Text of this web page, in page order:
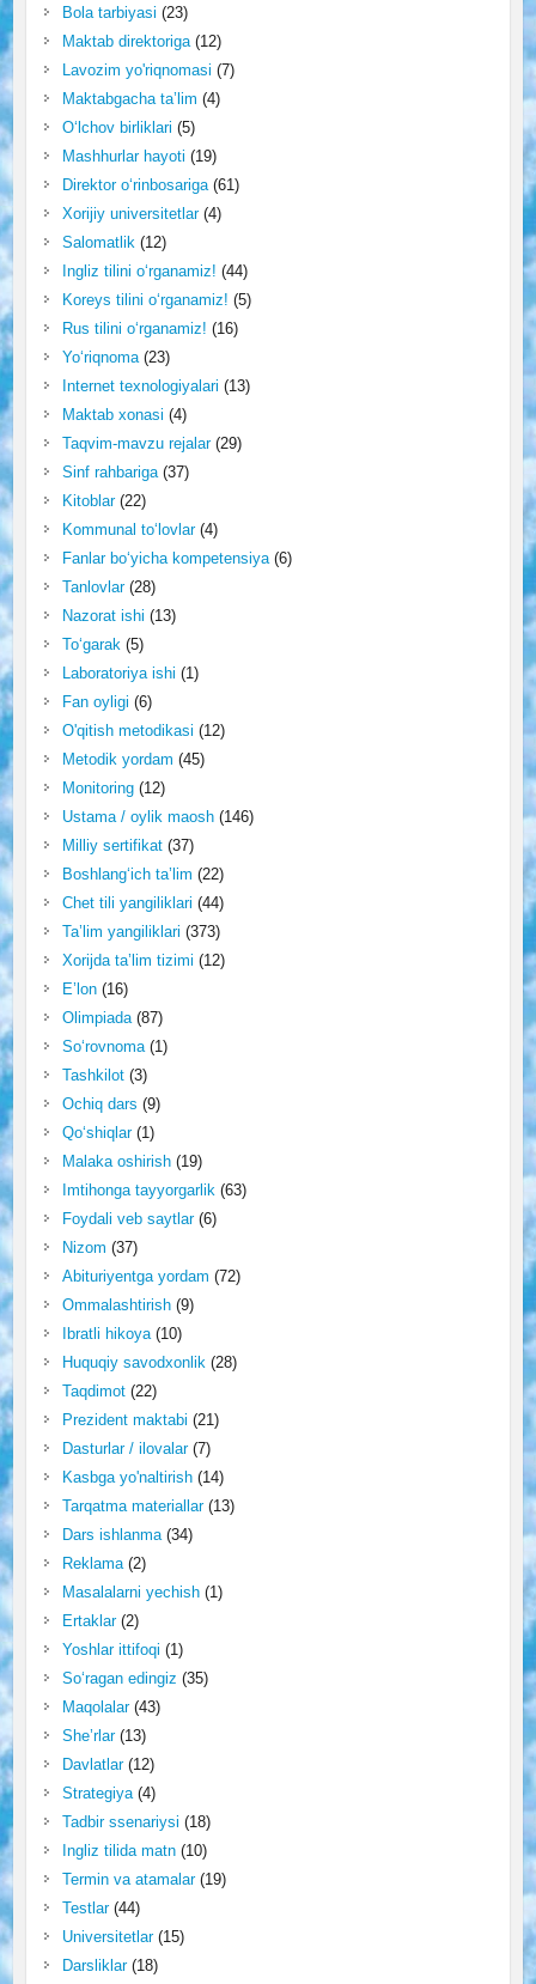
Bola tarbiyasi (23)
Maktab direktoriga(12)
Lavozim yo'riqnomasi (7)
Maktabgacha ta’lim (4)
O‘lchov birliklari (5)
Mashhurlar hayoti (19)
Direktor o‘rinbosariga(61)
Xorijiy universitetlar(4)
Salomatlik(12)
Ingliz tilini o‘rganamiz! (44)
Koreys tilini o‘rganamiz! (5)
Rus tilini o‘rganamiz! (16)
Yo‘riqnoma(23)
Internet texnologiyalari (13)
Maktab xonasi (4)
Taqvim-mavzu rejalar(29)
Sinf rahbariga(37)
Kitoblar(22)
Kommunal to‘lovlar(4)
Fanlar bo‘yicha kompetensiya(6)
Tanlovlar(28)
Nazorat ishi (13)
To‘garak(5)
Laboratoriya ishi (1)
Fan oyligi (6)
O'qitish metodikasi (12)
Metodik yordam (45)
Monitoring(12)
Ustama / oylik maosh(146)
Milliy sertifikat(37)
Boshlang‘ich ta’lim (22)
Chet tili yangiliklari (44)
Ta’lim yangiliklari (373)
Xorijda ta’lim tizimi (12)
E’lon(16)
Olimpiada(87)
So‘rovnoma(1)
Tashkilot(3)
Ochiq dars (9)
Qo‘shiqlar(1)
Malaka oshirish(19)
Imtihonga tayyorgarlik(63)
Foydali veb saytlar(6)
Nizom (37)
Abituriyentga yordam (72)
Ommalashtirish(9)
Ibratli hikoya(10)
Huquqiy savodxonlik(28)
Taqdimot(22)
Prezident maktabi (21)
Dasturlar / ilovalar(7)
Kasbga yo'naltirish(14)
Tarqatma materiallar(13)
Dars ishlanma(34)
Reklama(2)
Masalalarni yechish(1)
Ertaklar(2)
Yoshlar ittifoqi (1)
So‘ragan edingiz (35)
Maqolalar(43)
She’rlar(13)
Davlatlar(12)
Strategiya(4)
Tadbir ssenariysi (18)
Ingliz tilida matn(10)
Termin va atamalar(19)
Testlar(44)
Universitetlar(15)
Darsliklar(18)